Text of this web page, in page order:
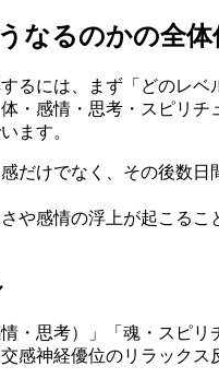
なるのかの全体
るには、まず「どのレ
・感情・思考・スピリ
ます。
だけでなく、その後数
や感情の浮上が起こる
・思考）」「魂・スピ
感神経優位のリラック